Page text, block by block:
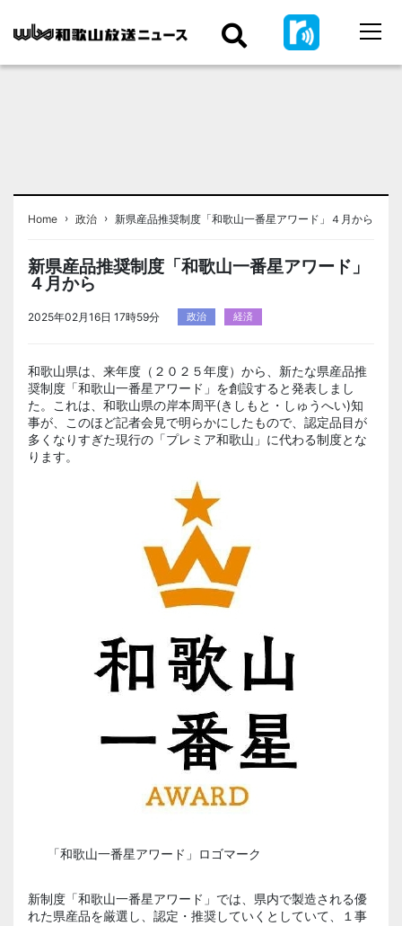
Home › 政治 › 新県産品推奨制度「和歌山一番星アワード」４月から
新県産品推奨制度「和歌山一番星アワード」
４月から
2025年02月16日 17時59分 政治 経済
和歌山県は、来年度（２０２５年度）から、新たな県産品推
奨制度「和歌山一番星アワード」を創設すると発表しまし
た。これは、和歌山県の岸本周平(きしもと・しゅうへい)知
事が、このほど記者会見で明らかにしたもので、認定品目が
多くなりすぎた現行の「プレミア和歌山」に代わる制度とな
ります。
「和歌山一番星アワード」ロゴマーク
新制度「和歌山一番星アワード」では、県内で製造される優
れた県産品を厳選し、認定・推奨していくとしていて、１事